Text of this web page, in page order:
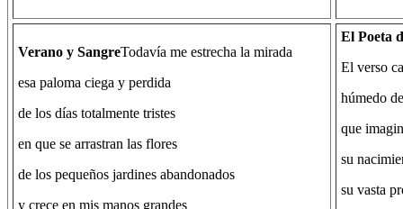
Verano y SangreTodavía me estrecha la mirada
esa paloma ciega y perdida
de los días totalmente tristes
en que se arrastran las flores
de los pequeños jardines abandonados
y crece en mis manos grandes
El Poeta
El verso
húmedo
que
su
su vasta